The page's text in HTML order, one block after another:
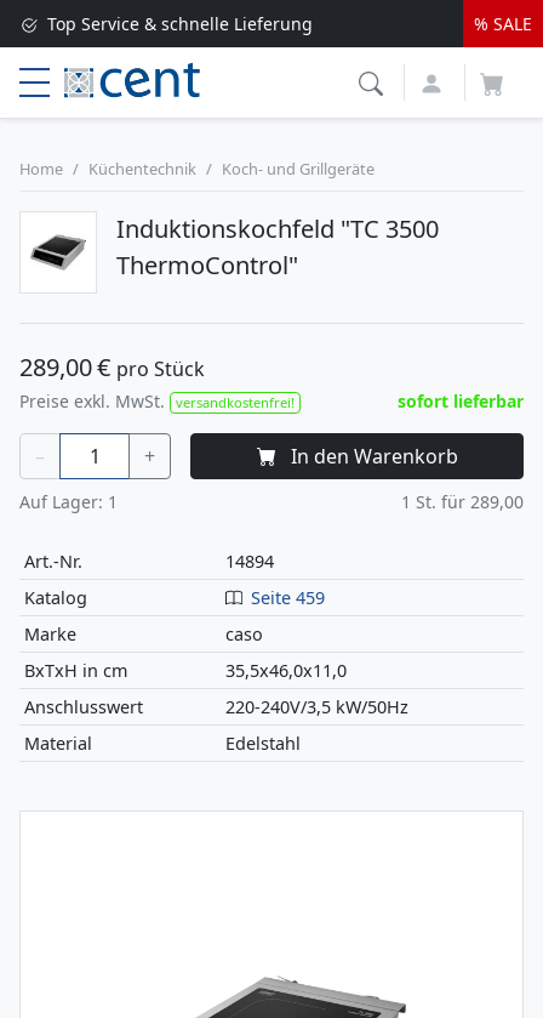
Top Service & schnelle Lieferung
Versandkostenfrei ab 250 EUR*
Lieferung nur 1-2 Werktage
% SALE
Home Küchentechnik Koch- und Grillgeräte
Induktionskochfeld "TC 3500
ThermoControl"
289,00€ pro Stück
Preise exkl. MwSt. versandkostenfrei! sofort lieferbar
– + In den Warenkorb
Auf Lager: 1 1 St. für 289,00
Art.-Nr.
14894
Katalog
Seite 459
Marke
caso
BxTxH in cm
35,5x46,0x11,0
Anschlusswert
220-240V/3,5 kW/50Hz
Material
Edelstahl